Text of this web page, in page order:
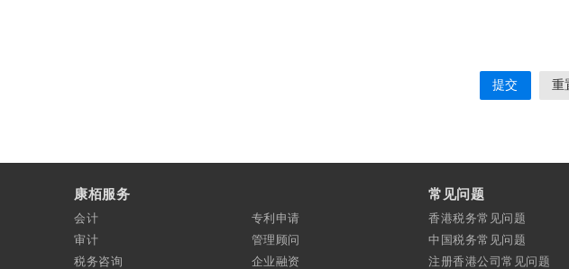
康栢服务
会计
审计
税务咨询
专利申请
管理顾问
企业融资
常见问题
香港税务常见问题
中国税务常见问题
注册香港公司常见问题